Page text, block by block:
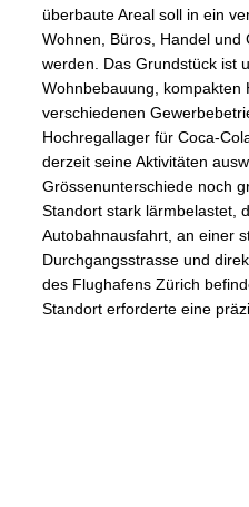
überbaute Areal soll in ein
Wohnen, Büros, Handel
werden. Das Grundstück ist
Wohnbebauung, kompakten
verschiedenen
Hochregallager für Coca-
derzeit seine Aktivitäten
Grössenunterschiede noch
Standort stark lärmbelastet,
Autobahnausfahrt, an einer
Durchgangsstrasse und
des Flughafens Zürich
Standort erforderte eine